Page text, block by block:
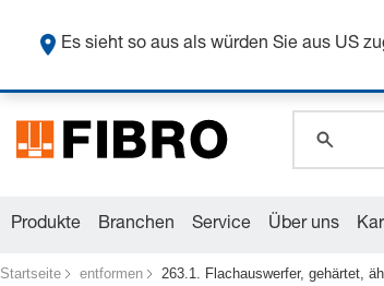
Produkte Branchen Service Über uns
Startseite entformen 263.1. Flachauswerfer, gehärtet,
Es sieht so aus als würden Sie aus US